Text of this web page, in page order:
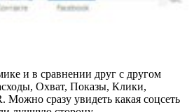
и в сравнении друг с другом
Охват, Показы, Клики,
Можно сразу увидеть какая соцсеть